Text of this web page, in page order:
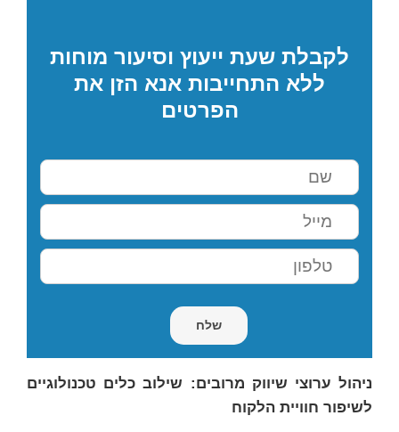
לקבלת שעת ייעוץ וסיעור מוחות
ללא התחייבות אנא הזן את
הפרטים
ניהול ערוצי שיווק מרובים: שילוב כלים טכנולוגיים
לשיפור חוויית הלקוח